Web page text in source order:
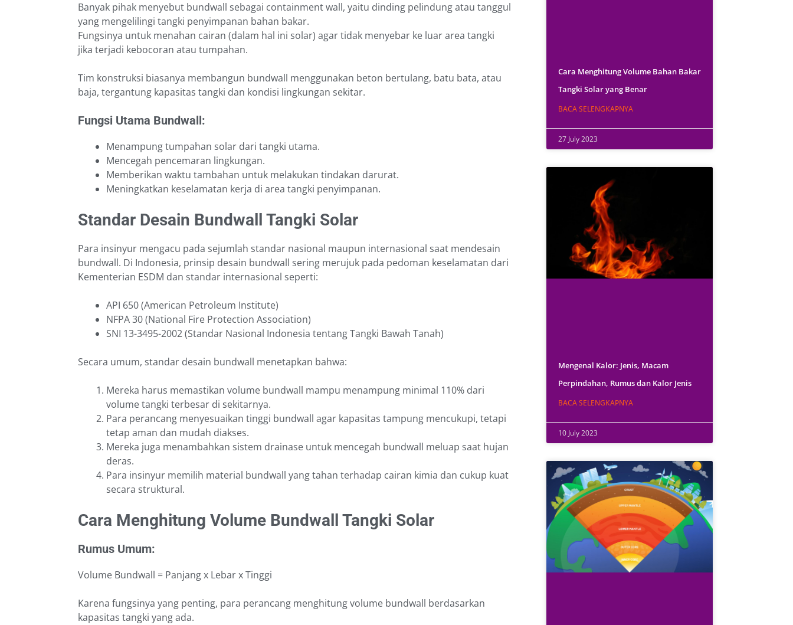
Banyak pihak menyebut bundwall sebagai containment wall, yaitu dinding pelindung atau tanggul
yang mengelilingi tangki penyimpanan bahan bakar.
Fungsinya untuk menahan cairan (dalam hal ini solar) agar tidak menyebar ke luar area tangki
jika terjadi kebocoran atau tumpahan.
Tim konstruksi biasanya membangun bundwall menggunakan beton bertulang, batu bata, atau
baja, tergantung kapasitas tangki dan kondisi lingkungan sekitar.
Fungsi Utama Bundwall:
Menampung tumpahan solar dari tangki utama.
Mencegah pencemaran lingkungan.
Memberikan waktu tambahan untuk melakukan tindakan darurat.
Meningkatkan keselamatan kerja di area tangki penyimpanan.
Standar Desain Bundwall Tangki Solar
Para insinyur mengacu pada sejumlah standar nasional maupun internasional saat mendesain
bundwall. Di Indonesia, prinsip desain bundwall sering merujuk pada pedoman keselamatan dari
Kementerian ESDM dan standar internasional seperti:
API 650 (American Petroleum Institute)
NFPA 30 (National Fire Protection Association)
SNI 13-3495-2002 (Standar Nasional Indonesia tentang Tangki Bawah Tanah)
Secara umum, standar desain bundwall menetapkan bahwa:
Mereka harus memastikan volume bundwall mampu menampung minimal 110% dari
volume tangki terbesar di sekitarnya.
Para perancang menyesuaikan tinggi bundwall agar kapasitas tampung mencukupi, tetapi
tetap aman dan mudah diakses.
Mereka juga menambahkan sistem drainase untuk mencegah bundwall meluap saat hujan
deras.
Para insinyur memilih material bundwall yang tahan terhadap cairan kimia dan cukup kuat
secara struktural.
Cara Menghitung Volume Bundwall Tangki Solar
Rumus Umum:
Volume Bundwall = Panjang x Lebar x Tinggi
Karena fungsinya yang penting, para perancang menghitung volume bundwall berdasarkan
kapasitas tangki yang ada.
Cara Menghitung Volume Bahan Bakar
Tangki Solar yang Benar
BACA SELENGKAPNYA
27 July 2023
Mengenal Kalor: Jenis, Macam
Perpindahan, Rumus dan Kalor Jenis
BACA SELENGKAPNYA
10 July 2023